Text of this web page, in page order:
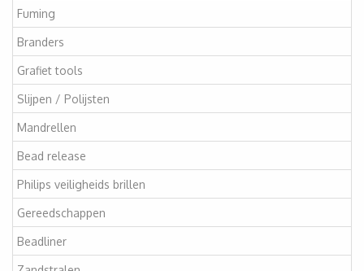
Fuming
Branders
Grafiet tools
Slijpen / Polijsten
Mandrellen
Bead release
Philips veiligheids brillen
Gereedschappen
Beadliner